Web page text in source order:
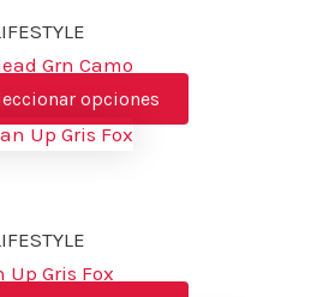
Grn Camo
opciones
Gris Fox